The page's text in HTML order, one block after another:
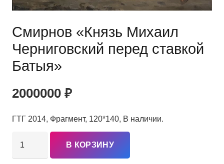
Смирнов «Князь Михаил
Черниговский перед ставкой
Батыя»
2000000 ₽
ГТГ 2014, Фрагмент, 120*140, В наличии.
В КОРЗИНУ